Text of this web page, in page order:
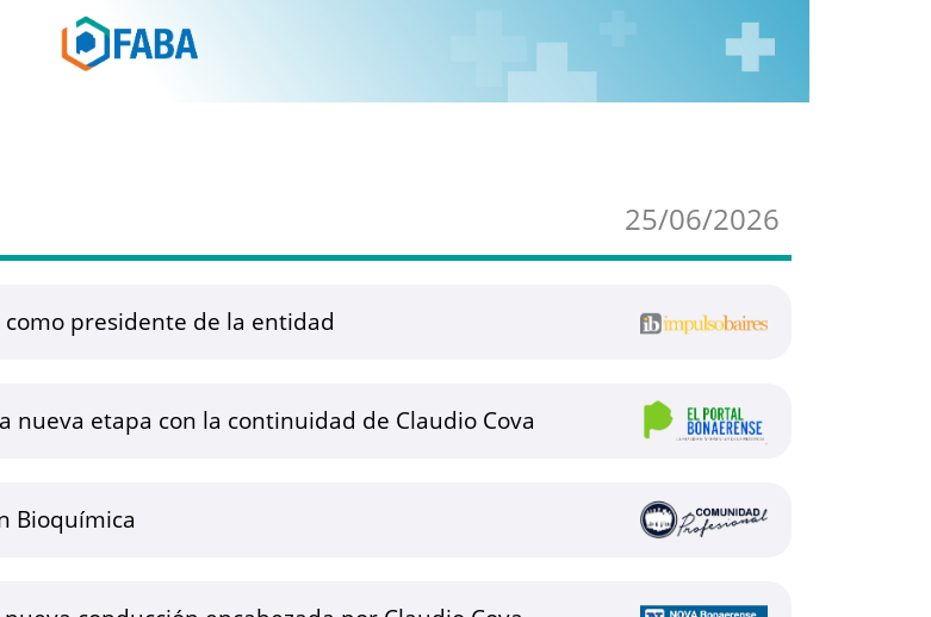
25/06/2026
como presidente de la entidad
nueva etapa con la continuidad de Claudio Cova
Bioquímica